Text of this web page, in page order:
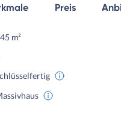
Preis
m²